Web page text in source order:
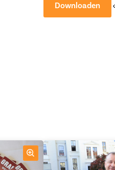
Downloaden